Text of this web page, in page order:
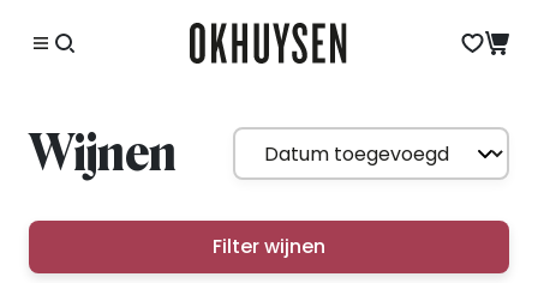
Wijnen
Filter wijnen